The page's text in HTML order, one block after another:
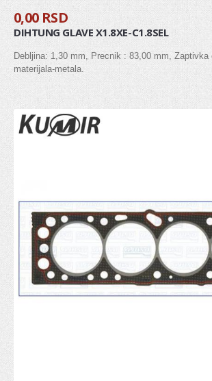
Sajla ručne
Osnovni cilindri
Glavni kočioni cilindar
Gumice kočionog cilindra
Ventil serva
Set kvačila
Cilindar kvačila
Sajla kvačila
Zupčanik pedale kvačila
0,00 RSD
DIHTUNG GLAVE X1.8XE-C1.8SEL
Debljina: 1,30 mm, Precnik : 83,00 mm, Zaptivka
materijala-metala.